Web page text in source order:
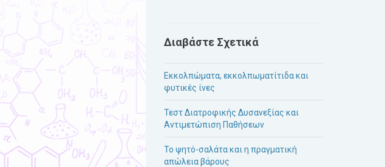
Διαβάστε Σχετικά
Εκκολπώματα, εκκολπωματίτιδα και
φυτικές ίνες
Τεστ Διατροφικής Δυσανεξίας και
Αντιμετώπιση Παθήσεων
Το ψητό-σαλάτα και η πραγματική
απώλεια βάρους